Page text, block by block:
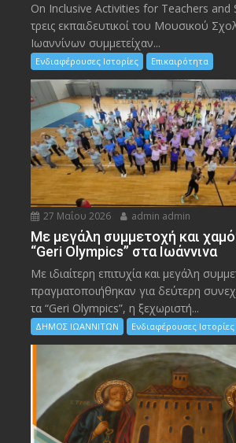
On Inclusive Activities for Teachers and
τρεις εκπαιδευτικοί του Μουσικού
Ιωαννίνων συμμετείχαν...
Ενδιαφέρουσες Ιστορίες Επικαιρότητα
27 Μαΐου 2026 admin admin
Με μεγάλη συμμετοχή και
“Geri Olympics” στα Ιωάννινα
Με ιδιαίτερη επιτυχία και μεγάλη
πραγματοποιήθηκαν για δεύτερη
τα “Geri Olympics”, η ξεχωριστή...
ΔΗΜΟΣ ΙΩΑΝΝΙΤΩΝ Ενδιαφέρουσες Ιστορίες